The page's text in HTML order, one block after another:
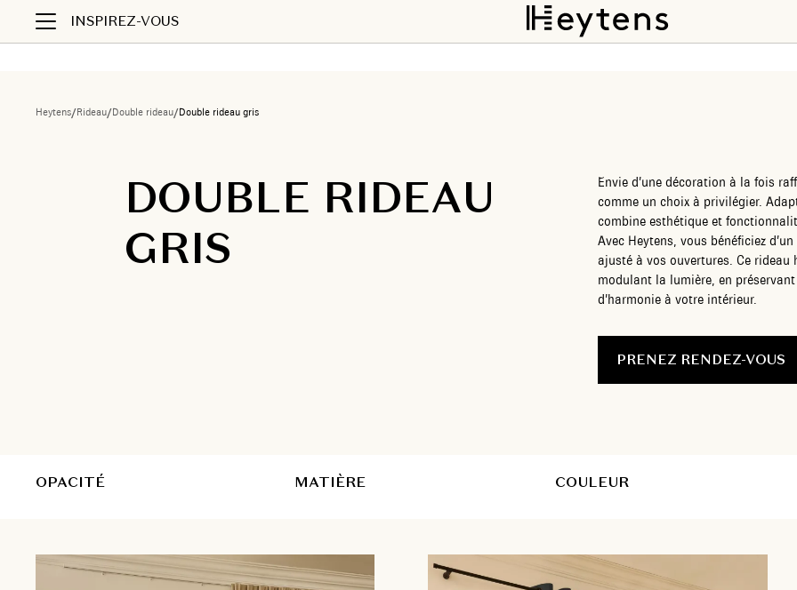
INSPIREZ-VOUS
Heytens/Rideau/Double rideau/Double rideau gris
DOUBLE RIDEAU
GRIS
Envie d’une décoration à la fois
comme un choix à privilégier.
combine esthétique et
Avec Heytens, vous bénéficiez
ajusté à vos ouvertures. Ce rideau
modulant la lumière, en
d’harmonie à votre intérieur.
PRENEZ RENDEZ-VOUS
OPACITÉ MATIÈRE COULEUR